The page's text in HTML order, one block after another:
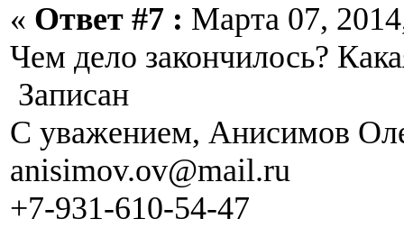
« Ответ #7 : Марта 07,
Чем дело закончилось?
Записан
С уважением, Анисимов
anisimov.ov@mail.ru
+7-931-610-54-47